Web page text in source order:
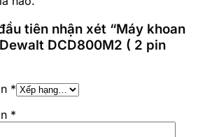
tiên nhận xét “Máy khoan
DCD800M2 ( 2 pin
*
*